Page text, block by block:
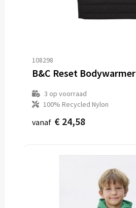
108298
B&C Reset Bodywarmer
3 op voorraad
100% Recycled Nylon
vanaf € 24,58